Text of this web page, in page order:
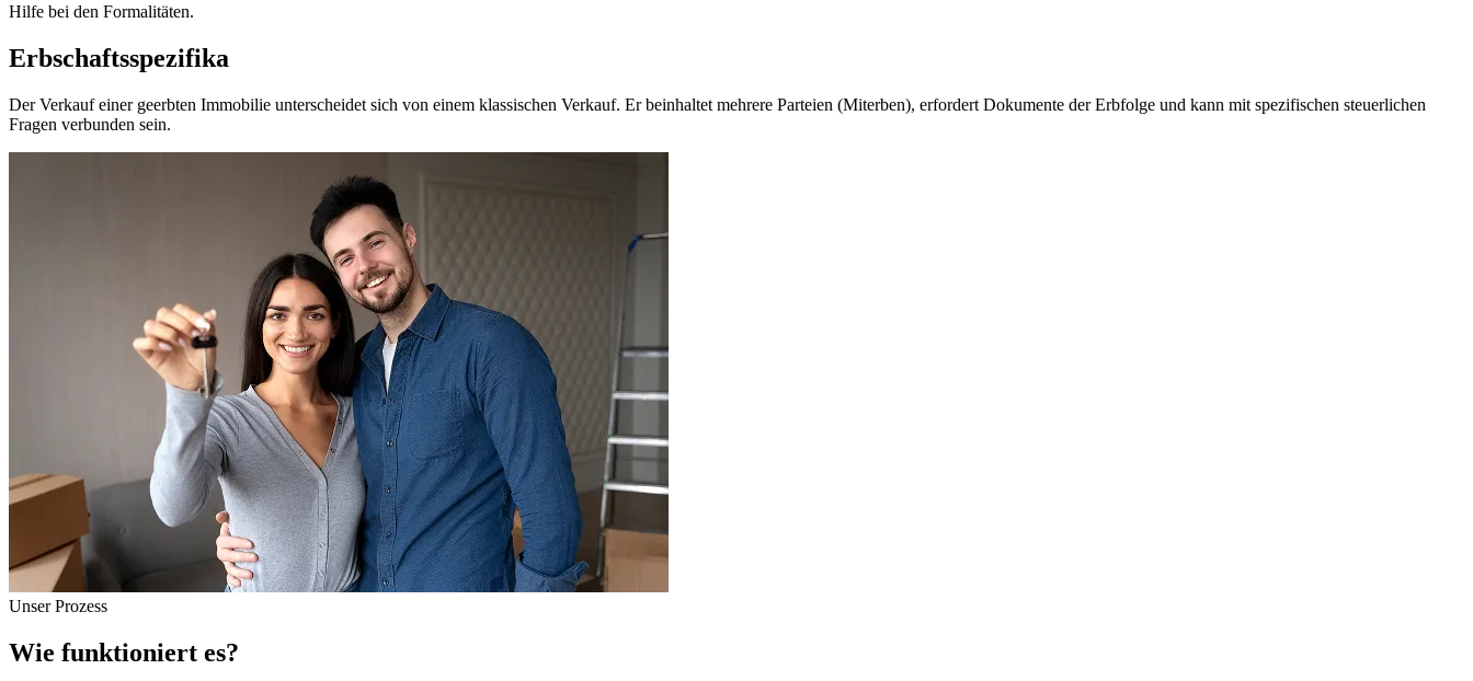
Hilfe bei den Formalitäten.
Erbschaftsspezifika
Der Verkauf einer geerbten Immobilie unterscheidet sich von einem klassischen Verkauf. Er beinhaltet mehrere Parteien (Miterben), erfordert Dokumente der Erbfolge und kann mit spezifischen steuerlichen
Fragen verbunden sein.
Unser Prozess
Wie funktioniert es?